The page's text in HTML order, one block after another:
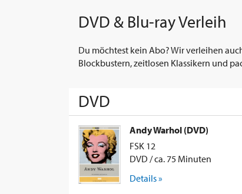
DVD & Blu-ray Verleih
Du möchtest kein Abo? Wir verleihen
Blockbustern, zeitlosen Klassikern und
DVD
Andy Warhol (DVD)
FSK 12
DVD / ca. 75 Minuten
Details »